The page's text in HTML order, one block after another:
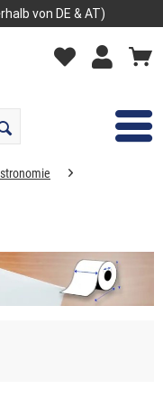
von DE & AT)
MENÜ